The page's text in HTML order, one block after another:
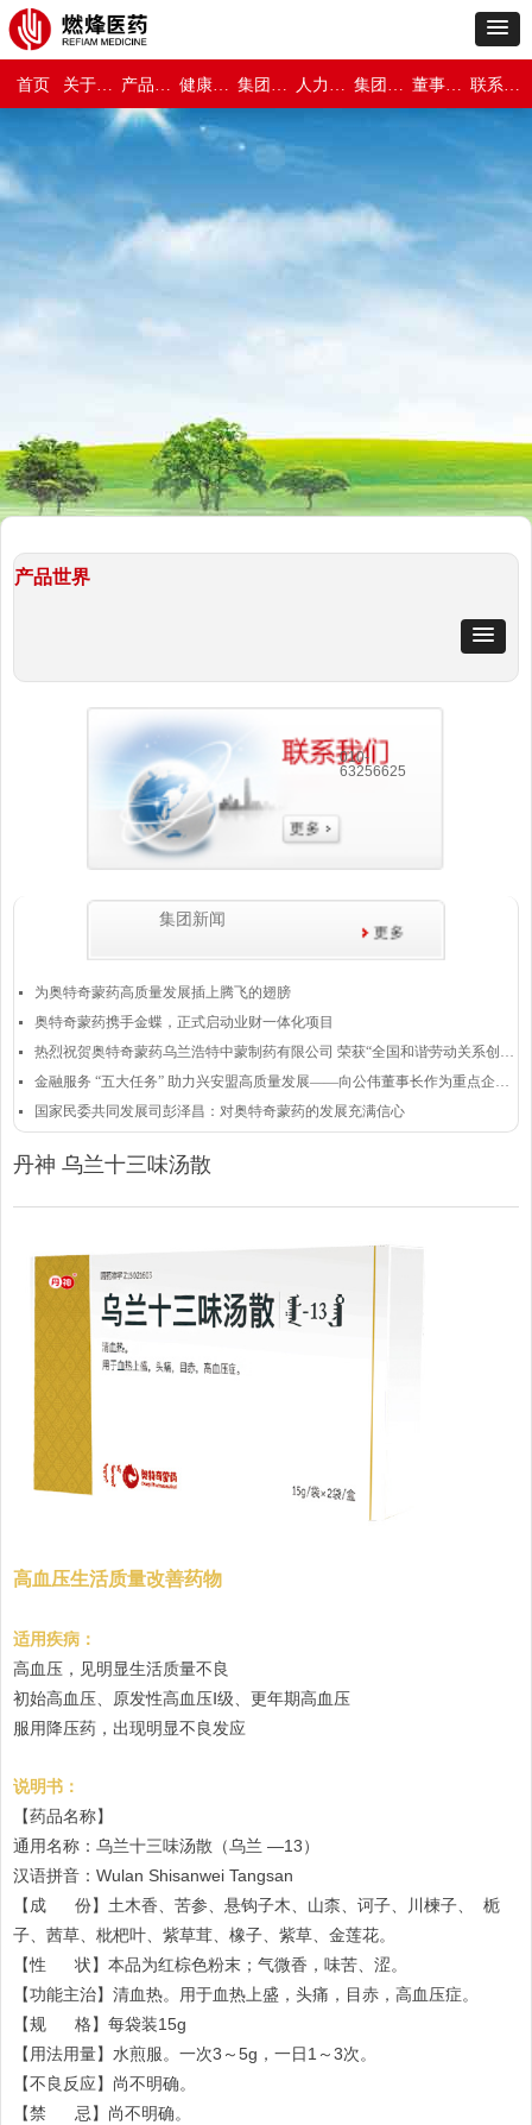
首页 关于燃烽医药 产品世界 健康与保障 集团新闻 人力资源 集团介绍 董事长专栏 联系我们
集团新闻
넷 为奥特奇蒙药高质量发展插上腾飞的翅膀
넷 奥特奇蒙药携手金蝶，正式启动业财一体化项目
넷 热烈祝贺奥特奇蒙药乌兰浩特中蒙制药有限公司 荣获“全国和谐劳动关系创建示范企业”称号
넷 金融服务 “五大任务” 助力兴安盟高质量发展——向公伟董事长作为重点企业代表发言
넷 国家民委共同发展司彭泽昌：对奥特奇蒙药的发展充满信心
丹神 乌兰十三味汤散
产品世界
高血压生活质量改善药物
适用疾病：
高血压，见明显生活质量不良
初始高血压、原发性高血压Ⅰ级、更年期高血压
服用降压药，出现明显不良发应
说明书：
【药品名称】
通用名称：乌兰十三味汤散（乌兰 —13）
汉语拼音：Wulan Shisanwei Tangsan
【成 份】土木香、苦参、悬钩子木、山柰、诃子、川楝子、 栀
子、茜草、枇杷叶、紫草茸、橡子、紫草、金莲花。
【性 状】本品为红棕色粉末；气微香，味苦、涩。
【功能主治】清血热。用于血热上盛，头痛，目赤，高血压症。
【规 格】每袋装15g
【用法用量】水煎服。一次3～5g，一日1～3次。
【不良反应】尚不明确。
【禁 忌】尚不明确。
010-
63256625